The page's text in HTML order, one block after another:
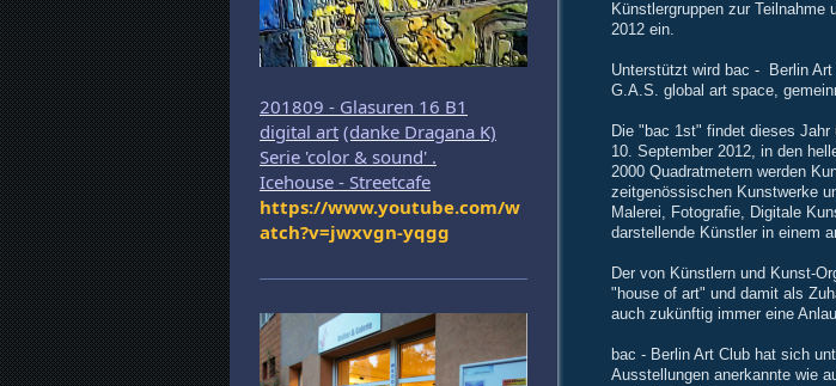
Künstlergruppen zur Teilnahme
2012 ein.
Unterstützt wird bac - Berlin
G.A.S. global art space,
Die "bac 1st" findet dieses
10. September 2012, in den
2000 Quadratmetern werden
zeitgenössischen Kunstwerke
Malerei, Fotografie, Digitale
darstellende Künstler in einem
Der von Künstlern und Kunst-
"house of art" und damit als
auch zukünftig immer eine
bac - Berlin Art Club hat sich
Ausstellungen anerkannte wie
201809 - Glasuren 16 B1
digital art (danke Dragana K)
Serie 'color & sound' .
Icehouse - Streetcafe
https://www.youtube.com/w
atch?v=jwxvgn-yqgg